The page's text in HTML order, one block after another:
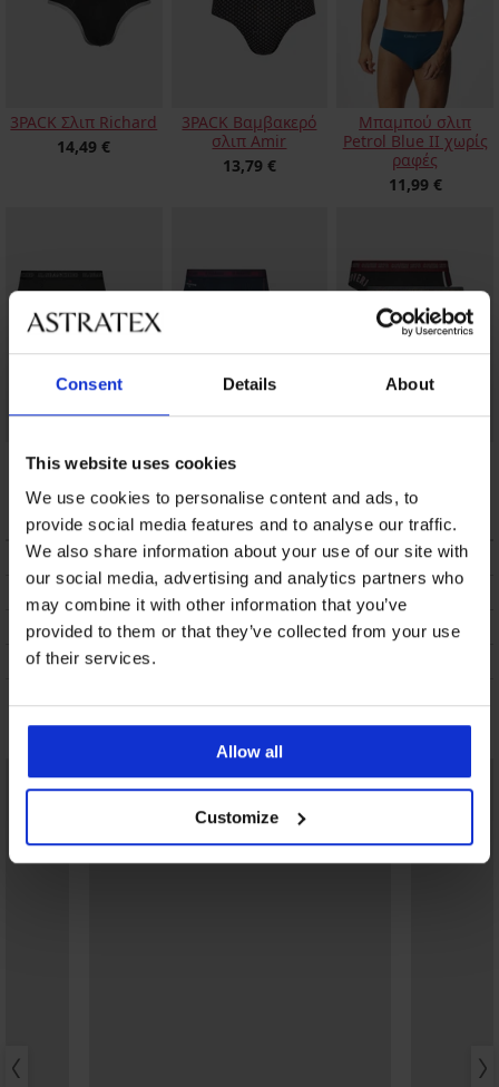
Consent Details About
This website uses cookies
We use cookies to personalise content and ads, to
provide social media features and to analyse our traffic.
We also share information about your use of our site with
our social media, advertising and analytics partners who
may combine it with other information that you’ve
provided to them or that they’ve collected from your use
of their services.
Allow all
Customize
3PACK Σλιπ Richard
14,49 €
3PACK Βαμβακερό
σλιπ Amir
13,79 €
Μπαμπού σλιπ
Petrol Blue II χωρίς
ραφές
11,99 €
3PACK Βαμβακερό
σλιπ Jamal
11,39 €
3PACK Σλιπ Patel
12,49 €
ΠΕΡΙΓΡΑΦΗ
ΑΠΟΣΤΟΛΗ ΚΑΙ ΠΛΗΡΩΜΗ
ΑΛΛΑΓΗ
ΣΥΝΤΗΡΗΣΗ ΚΑΙ ΠΛΥΣΗ
Μπορεί να σας αρέσει